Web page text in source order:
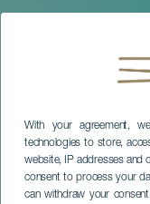
With your agreement,
technologies to store,
website, IP addresses and
consent to process your
can withdraw your